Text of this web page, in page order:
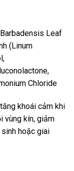
Leaf
(Linum
Chloride
khoái cảm khi
vùng kín, giảm
hoặc giai